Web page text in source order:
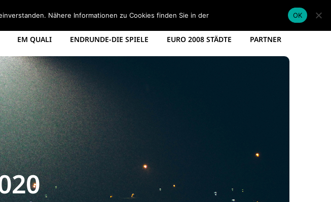
EM 2012 GRUPPEN EM KADER DEUTSCHLAND
EM QUALI ENDRUNDE-DIE SPIELE EURO 2008 STÄDTE PARTNER
Nähere Informationen zu Cookies finden Sie in der OK